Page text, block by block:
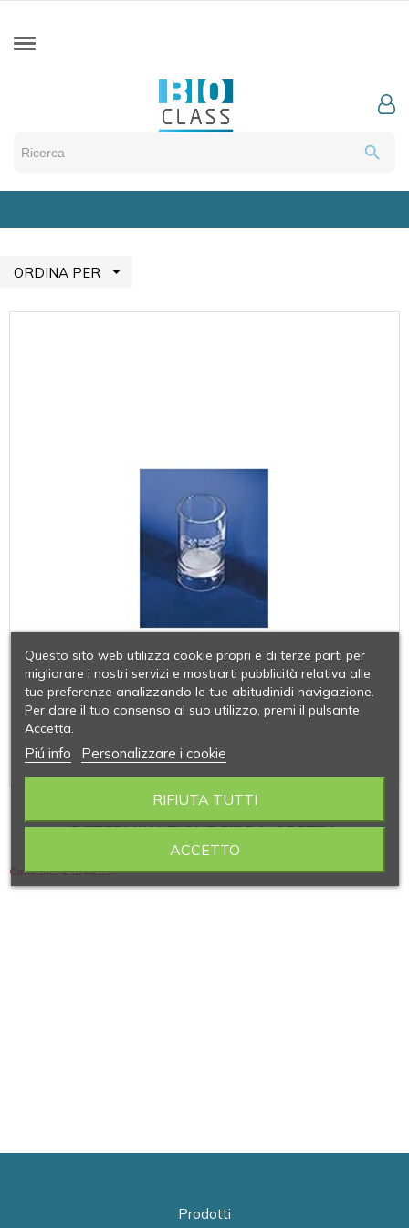
search
ORDINA PER 
DETERMINAZIONE FIBRA GREZZA
Contiene 2 articoli
Prodotti
Questo sito web utilizza cookie propri e di terze parti per
migliorare i nostri servizi e mostrarti pubblicità relativa alle
tue preferenze analizzando le tue abitudinidi navigazione.
Per dare il tuo consenso al suo utilizzo, premi il pulsante
Accetta.
Piú info Personalizzare i cookie
RIFIUTA TUTTI
ACCETTO